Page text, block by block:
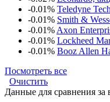
-0.01% Teledyne
-0.01% Smith &
-0.01% Axon
-0.01% Lockheed
-0.01% Booz Allen
Посмотреть все
Очистить
Данные для сравнения